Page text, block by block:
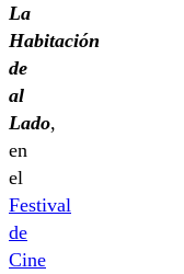
La
Habitación
de
al
Lado,
en
el
Festival
de
Cine